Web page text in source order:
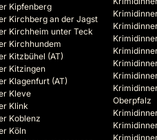
Kipfenberg
Kirchberg an der Jagst
Kirchheim unter Teck
Kirchhundem
Kitzbühel (AT)
Kitzingen
Klagenfurt (AT)
Kleve
Klink
Koblenz
Köln
Oberpfalz